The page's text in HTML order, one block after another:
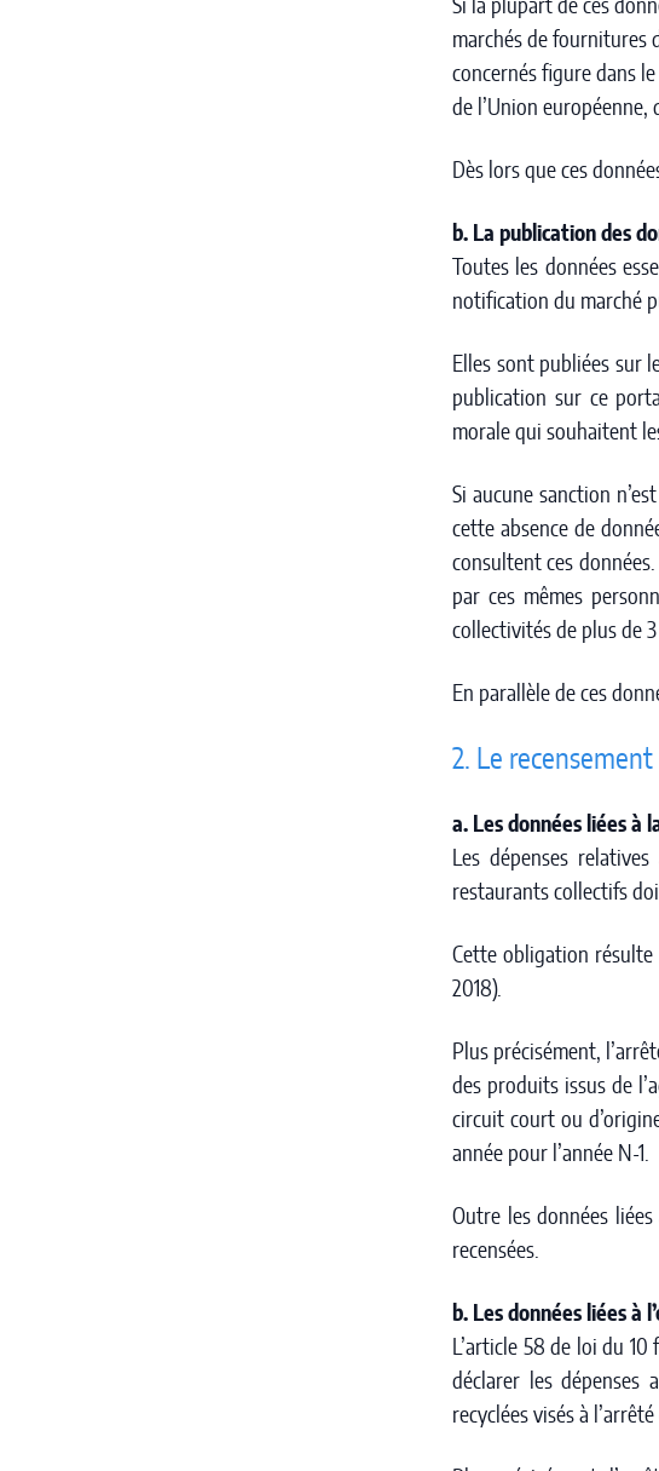
Si la plupart de ces
marchés de fournitures
concernés figure dans
de l’Union
Dès lors que ces
b. La publication des
Toutes les données
notification du marché
Elles sont publiées sur
publication sur ce
morale qui souhaitent
Si aucune sanction
cette absence de
consultent ces
par ces mêmes
collectivités de plus de
En parallèle de ces
2. Le
a. Les données liées à
Les dépenses
restaurants collectifs
Cette obligation résulte
2018).
Plus précisément,
des produits issus de
circuit court ou
année pour l’année N-1.
Outre les données
recensées.
b. Les données liées à
L’article 58 de loi du
déclarer les dépenses
recyclées visés à